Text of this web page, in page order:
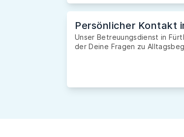
Persönlicher Kontakt
Unser Betreuungsdienst in
der Deine Fragen zu